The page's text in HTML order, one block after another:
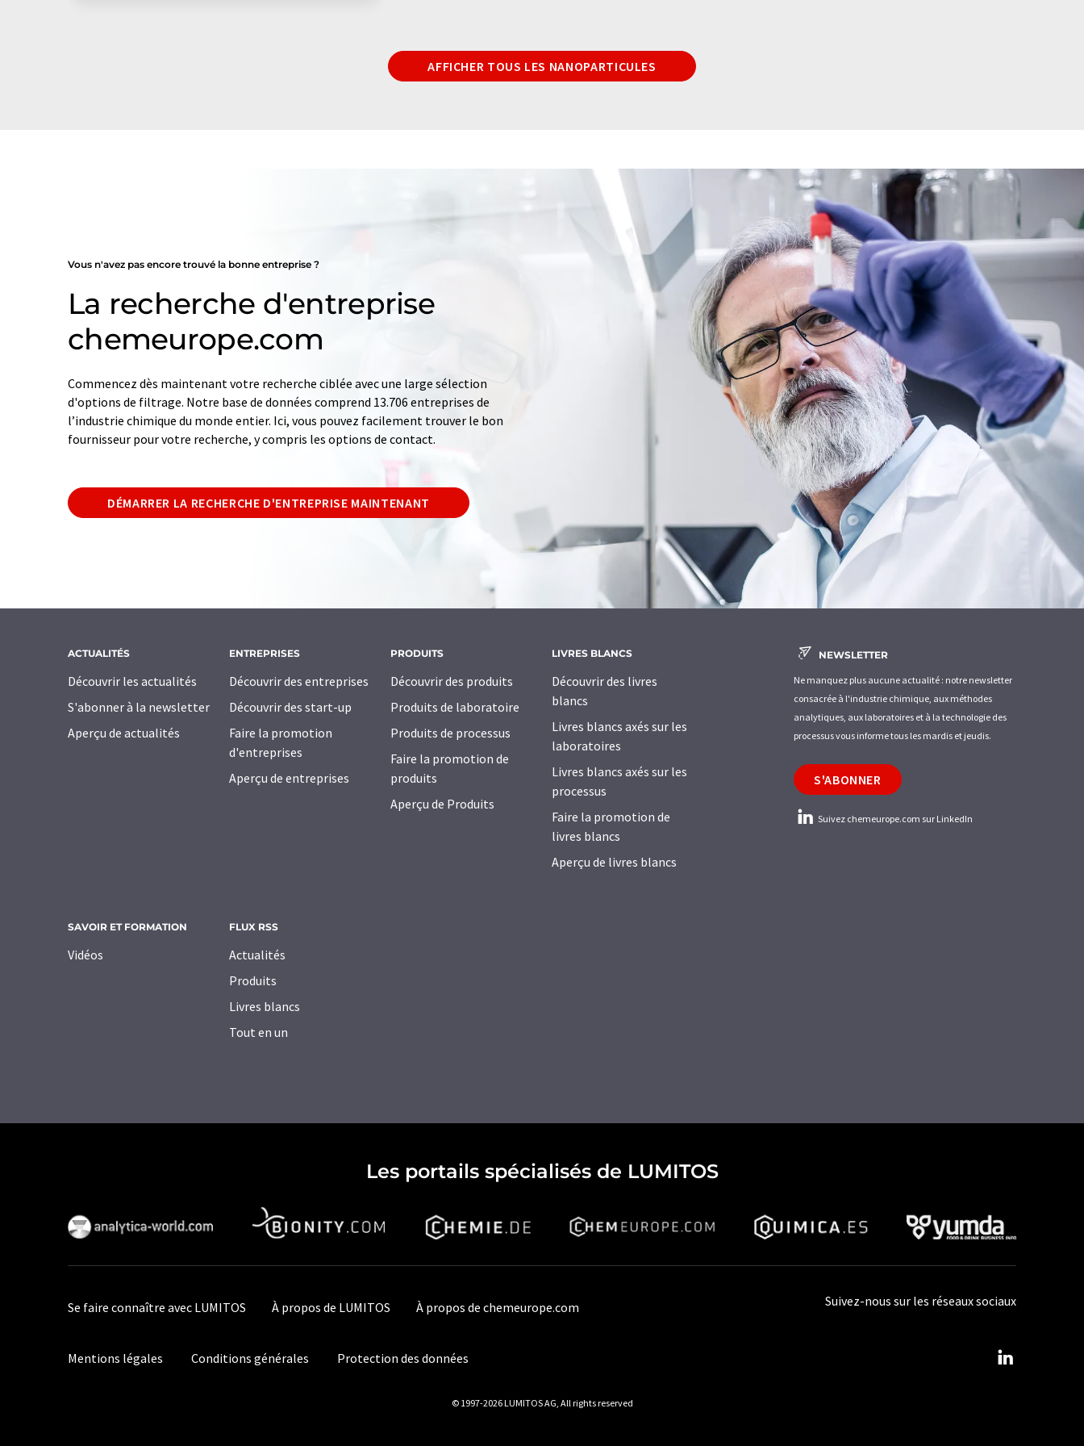
AFFICHER TOUS LES NANOPARTICULES
Vous n'avez pas encore trouvé la bonne entreprise ?
La recherche d'entreprise
chemeurope.com
Commencez dès maintenant votre recherche ciblée avec une large sélection
d'options de filtrage. Notre base de données comprend 13.706 entreprises de
l’industrie chimique du monde entier. Ici, vous pouvez facilement trouver le bon
fournisseur pour votre recherche, y compris les options de contact.
DÉMARRER LA RECHERCHE D'ENTREPRISE MAINTENANT
ACTUALITÉS
Découvrir les actualités
S'abonner à la newsletter
Aperçu de actualités
ENTREPRISES
Découvrir des entreprises
Découvrir des start-up
Faire la promotion
d'entreprises
Aperçu de entreprises
PRODUITS
Découvrir des produits
Produits de laboratoire
Produits de processus
Faire la promotion de
produits
Aperçu de Produits
LIVRES BLANCS
Découvrir des livres
blancs
Livres blancs axés sur les
laboratoires
Livres blancs axés sur les
processus
Faire la promotion de
livres blancs
Aperçu de livres blancs
SAVOIR ET FORMATION
Vidéos
FLUX RSS
Actualités
Produits
Livres blancs
Tout en un
NEWSLETTER
Ne manquez plus aucune actualité : notre newsletter
consacrée à l'industrie chimique, aux méthodes
analytiques, aux laboratoires et à la technologie des
processus vous informe tous les mardis et jeudis.
S'ABONNER
Suivez chemeurope.com sur LinkedIn
Les portails spécialisés de LUMITOS
Se faire connaître avec LUMITOS À propos de LUMITOS À propos de chemeurope.com
Mentions légales Conditions générales Protection des données
Suivez-nous sur les réseaux sociaux
© 1997-2026 LUMITOS AG, All rights reserved